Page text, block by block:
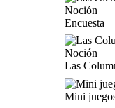
Encuesta
Las
Mini